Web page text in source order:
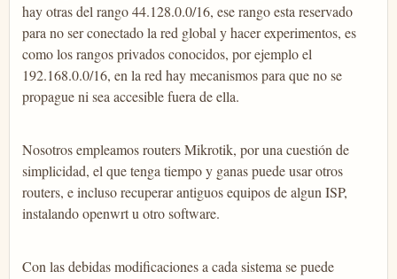
hay otras del rango 44.128.0.0/16, ese rango esta reservado
para no ser conectado la red global y hacer experimentos, es
como los rangos privados conocidos, por ejemplo el
192.168.0.0/16, en la red hay mecanismos para que no se
propague ni sea accesible fuera de ella.
Nosotros empleamos routers Mikrotik, por una cuestión de
simplicidad, el que tenga tiempo y ganas puede usar otros
routers, e incluso recuperar antiguos equipos de algun ISP,
instalando openwrt u otro software.
Con las debidas modificaciones a cada sistema se puede